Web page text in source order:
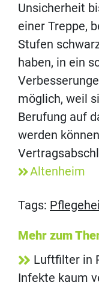
Unsicherheit
einer Treppe,
Stufen
haben, in ein
möglich, weil
Berufung auf
werden
Altenheim
Tags:
Mehr zum
Luftfilter in
Infekte kaum